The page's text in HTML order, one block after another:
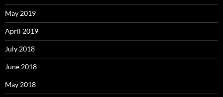
May 2019
April 2019
July 2018
June 2018
May 2018